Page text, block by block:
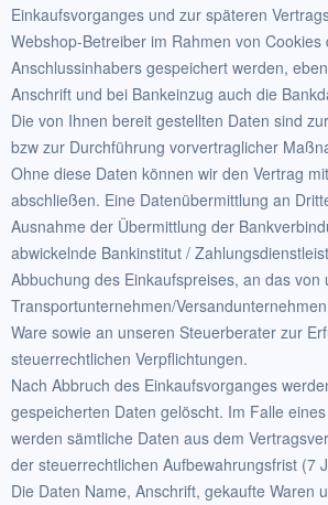
Einkaufsvorganges und zur späteren
Webshop-Betreiber im Rahmen von Cookies
Anschlussinhabers gespeichert werden,
Anschrift und bei Bankeinzug auch die
Die von Ihnen bereit gestellten Daten sind
bzw zur Durchführung vorvertraglicher
Ohne diese Daten können wir den Vertrag
abschließen. Eine Datenübermittlung an
Ausnahme der Übermittlung der
abwickelnde Bankinstitut /
Abbuchung des Einkaufspreises, an das von
Transportunternehmen/
Ware sowie an unseren Steuerberater zur
steuerrechtlichen Verpflichtungen.
Nach Abbruch des Einkaufsvorganges
gespeicherten Daten gelöscht. Im Falle
werden sämtliche Daten aus dem
der steuerrechtlichen Aufbewahrungsfrist (7
Die Daten Name, Anschrift, gekaufte Waren